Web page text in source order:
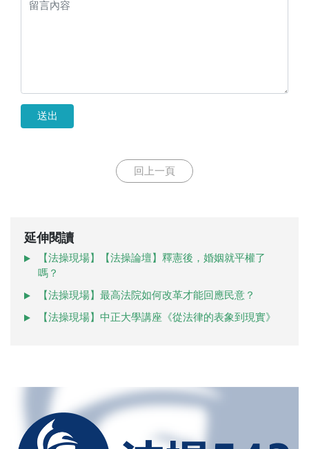
送出
回上一頁
延伸閱讀
【法操現場】【法操論壇】釋憲後，婚姻就平權了
嗎？
【法操現場】最高法院如何改革才能回應民意？
【法操現場】中正大學講座《從法律的表象到現實》